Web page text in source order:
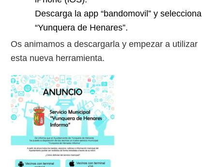
Descarga la app “bandomovil” y selecciona
“Yunquera de Henares”.
Os animamos a descargarla y empezar a utilizar
esta nueva herramienta.